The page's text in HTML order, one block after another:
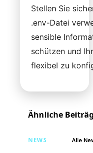
Stellen Sie
.env-Datei
sensible
schützen und
flexibel zu
Ähnliche
NEWS Alle